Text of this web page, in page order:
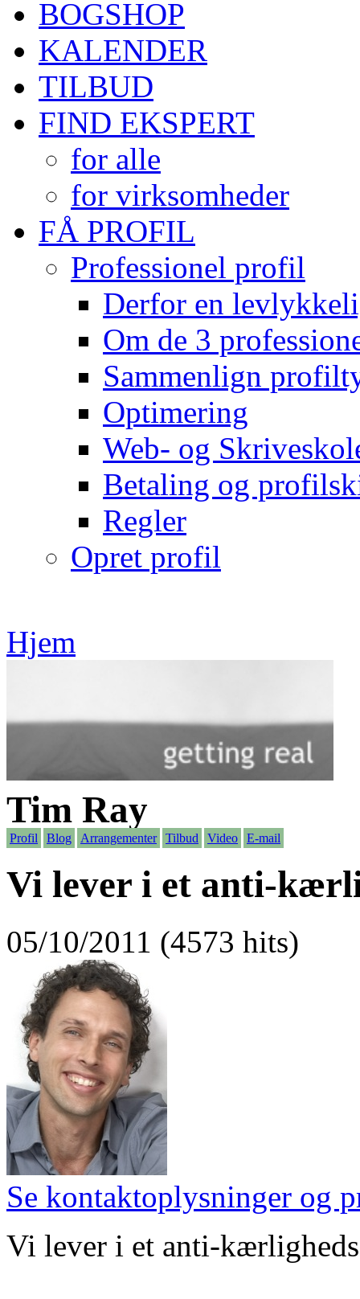
BOGSHOP
KALENDER
TILBUD
FIND EKSPERT
for alle
for virksomheder
FÅ PROFIL
Professionel profil
Derfor en
Om de 3
Sammenlign
Optimering
Web- og
Betaling og
Regler
Opret profil
Hjem
Tim Ray
Profil Blog Arrangementer Tilbud Video E-mail
Vi lever i et anti-
05/10/2011 (4573 hits)
Se kontaktoplysninger og
Vi lever i et anti-